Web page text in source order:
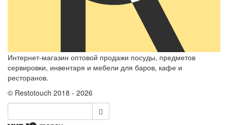
Интернет-магазин оптовой продажи посуды, предметов
сервировки, инвентаря и мебели для баров, кафе и
ресторанов.
© Restotouch 2018 - 2026